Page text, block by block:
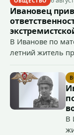
Ивановец
В Иванове по
летний житель
организации,
уголовно
экстремистской
В